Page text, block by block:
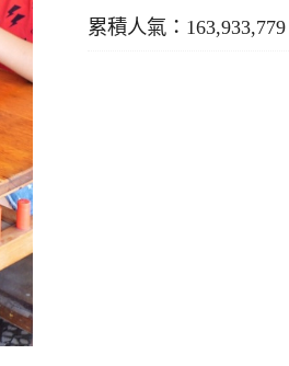
累積人氣：163,933,779